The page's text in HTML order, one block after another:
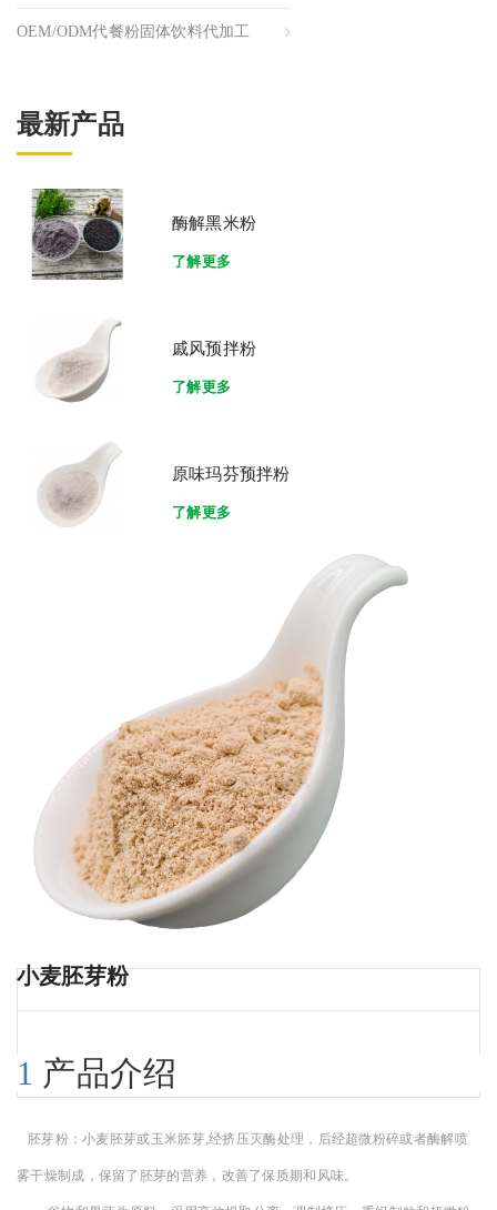
OEM/ODM代餐粉固体饮料代加工
最新产品
酶解黑米粉
了解更多
戚风预拌粉
了解更多
原味玛芬预拌粉
了解更多
小麦胚芽粉
1 产品介绍
胚芽粉：小麦胚芽或玉米胚芽,经挤压灭酶处理，后经超微粉碎或者酶解喷
雾干燥制成，保留了胚芽的营养，改善了保质期和风味。